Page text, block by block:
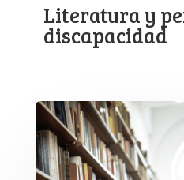
Literatura y
discapacidad